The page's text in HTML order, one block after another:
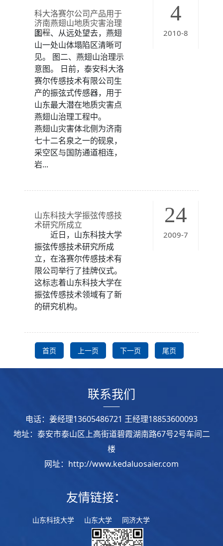
4
2010-8
科大洛赛尔公司产品用于
济南燕翅山地质灾害治理
工程
图一、从远处望去，燕翅
山一处山体塌陷区清晰可
见。 图二、燕翅山治理示
意图。 日前，泰安科大洛
赛尔传感技术有限公司生
产的振弦式传感器，用于
山东最大潜在地质灾害点
燕翅山治理工程中。
燕翅山灾害体北侧为济南
七十二名泉之一的砚泉，
采空区与国防通道相连，
岩...
24
2009-7
山东科技大学振弦传感技
术研究所成立
近日，山东科技大学
振弦传感技术研究所成
立，在洛赛尔传感技术有
限公司举行了挂牌仪式。
这标志着山东科技大学在
振弦传感技术领域有了新
的研究机构。
首页 上一页 下一页 尾页
联系我们
电话：姜经理13605486721 王经理18853600093
地址：泰安市泰山区上高街道碧霞湖南路67号2号车间二
楼
网址：http://www.kedaluosaier.com
友情链接：
山东科技大学 山东大学 同济大学